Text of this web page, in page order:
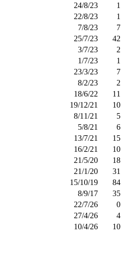
1
24/8/23
1
22/8/23
7
7/8/23
42
25/7/23
2
3/7/23
1
1/7/23
7
23/3/23
2
8/2/23
11
18/6/22
10
19/12/21
5
8/11/21
6
5/8/21
15
13/7/21
10
16/2/21
18
21/5/20
31
21/1/20
84
15/10/19
35
8/9/17
0
22/7/26
4
27/4/26
10
10/4/26